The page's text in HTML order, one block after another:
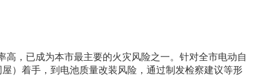
，已成为本市最主要的火灾风险之一。针对全市电动自
）着手，到电池质量改装风险，通过制发检察建议等形